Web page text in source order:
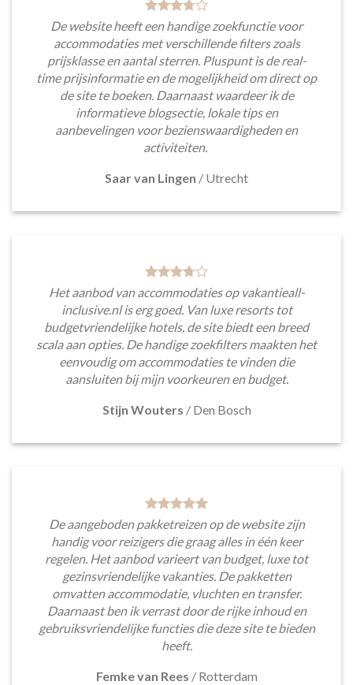
De website heeft een handige zoekfunctie voor
accommodaties met verschillende filters zoals
prijsklasse en aantal sterren. Pluspunt is de real-
time prijsinformatie en de mogelijkheid om direct op
de site te boeken. Daarnaast waardeer ik de
informatieve blogsectie, lokale tips en
aanbevelingen voor bezienswaardigheden en
activiteiten.
Saar van Lingen / Utrecht
Het aanbod van accommodaties op vakantieall-
inclusive.nl is erg goed. Van luxe resorts tot
budgetvriendelijke hotels, de site biedt een breed
scala aan opties. De handige zoekfilters maakten het
eenvoudig om accommodaties te vinden die
aansluiten bij mijn voorkeuren en budget.
Stijn Wouters / Den Bosch
De aangeboden pakketreizen op de website zijn
handig voor reizigers die graag alles in één keer
regelen. Het aanbod varieert van budget, luxe tot
gezinsvriendelijke vakanties. De pakketten
omvatten accommodatie, vluchten en transfer.
Daarnaast ben ik verrast door de rijke inhoud en
gebruiksvriendelijke functies die deze site te bieden
heeft.
Femke van Rees / Rotterdam